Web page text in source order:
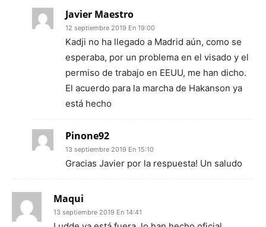
Javier Maestro
12 septiembre 2019 En 19:00
Kadji no ha llegado a Madrid aún, como se
esperaba, por un problema en el visado y el
permiso de trabajo en EEUU, me han dicho.
El acuerdo para la marcha de Hakanson ya
está hecho
Pinone92
13 septiembre 2019 En 15:10
Gracias Javier por la respuesta! Un saludo
Maqui
13 septiembre 2019 En 14:41